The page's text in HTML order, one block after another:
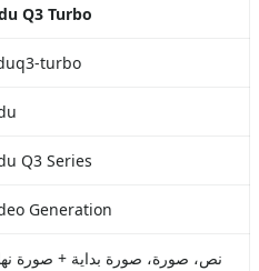
Q3 Turbo
turbo
Q3 Series
Generation
نص، صورة، صورة بداية + صورة